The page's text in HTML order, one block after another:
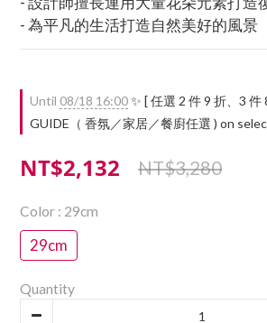
- 為平凡的生活打造自然美好的風景
Until 08/18 16:00✨ [ 任選 2 件 9 折、3 件
GUIDE（ 香氛／家居／餐廚任選 ) on
NT$2,132 NT$3,280
Color : 29cm
29cm
Quantity